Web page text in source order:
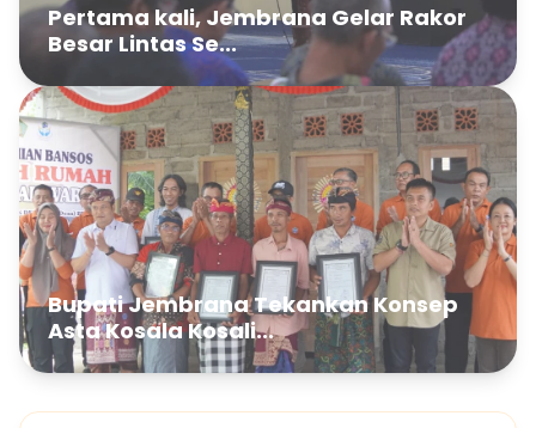
Pertama kali, Jembrana Gelar Rakor
Besar Lintas Se...
Bupati Jembrana Tekankan Konsep
Asta Kosala Kosali...